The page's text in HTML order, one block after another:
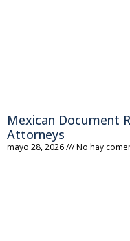
Mexican Document
Attorneys
mayo 28, 2026 No hay